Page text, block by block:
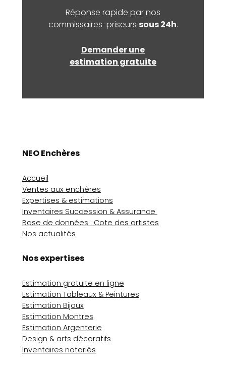
Réponse rapide par nos
commissaires-priseurs sous 24h.
Demander une
estimation gratuite
NEO Enchères
Accueil
Ventes aux enchères
Expertises & estimations
Inventaires Succession & Assurance
Base de données : Cote des artistes
Nos actualités
Nos expertises
Estimation gratuite en ligne
Estimation Tableaux & Peintures
Estimation Bijoux
Estimation Montres
Estimation Argenterie
Design & arts décoratifs
Inventaires notariés